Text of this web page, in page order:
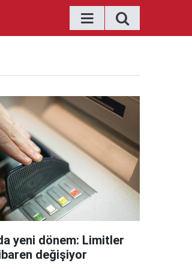
yeni dönem: Limitler
değişiyor